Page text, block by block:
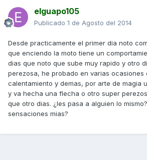
elguapo105
Publicado 1 de Agosto del 2014
Desde practicamente el primer dia noto
que enciendo la moto tiene un
dias que noto que sube muy rapido y otro
perezosa, he probado en varias ocasiones
calentamiento y demas, por arte de magia
y va hecha una flecha o otro super
que otro dias. ¿les pasa a alguien lo
sensaciones mias?